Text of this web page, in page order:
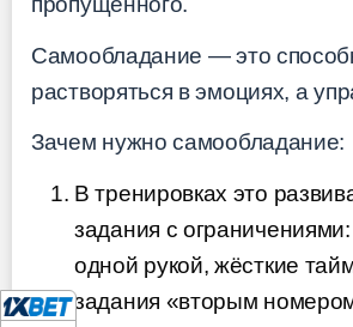
Самообладание — это
растворяться в эмоциях, а
Зачем нужно самообладание:
В тренировках это
задания с
одной рукой, жёсткие
задания «вторым